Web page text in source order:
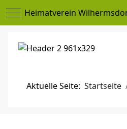
Mobile Menu Toggle
Heimatverein
Aktuelle Seite:Startseite